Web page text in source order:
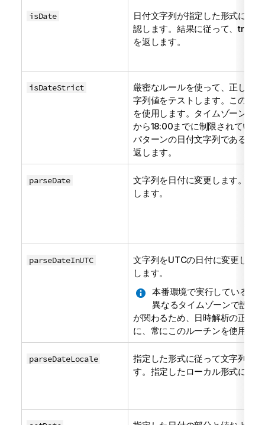
isDate
日付文字列が指定した形式に対
認します。結果に従って、true
を返します。
isDateStrict
厳密なルールを使って、正しい
字列値をテストします。この検
を使用します。タイムゾーンオ
から18:00までに制限されてい
パターンの日付文字列であるか
返します。
parseDate
文字列を日付に変更します。指
します。
parseDateInUTC
文字列をUTCの日付に変更しま
します。
本番環境で実行しているビ
異なるタイムゾーンで設置
が関わるため、日時解析の正し
に、常にこのルーチンを使用す
parseDateLocale
指定した形式に従って文字列を
す。指定したローカル形式に従